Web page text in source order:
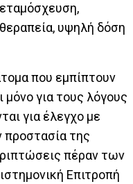
υψηλή δόση
που εμπίπτουν
μόνο για τους λόγους
για έλεγχο με
προστασία της
πέραν των
Επιτροπή